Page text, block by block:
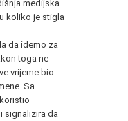
medijska
koliko je stigla
da idemo za
toga ne
vrijeme bio
Sa
signalizira da